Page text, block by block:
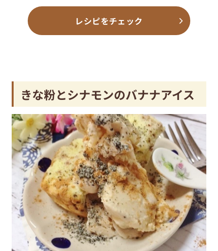
レシピをチェック
きな粉とシナモンのバナナアイス